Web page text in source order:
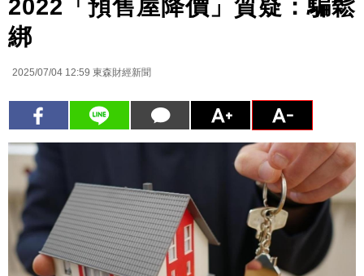
2022「預售屋降價」質疑：騙鬆
綁
2025/07/04 12:59 東森財經新聞